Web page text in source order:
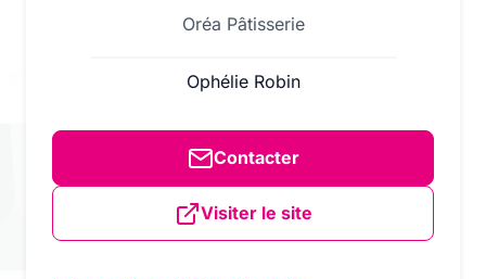
Oréa Pâtisserie
Ophélie Robin
Contacter
Visiter le site